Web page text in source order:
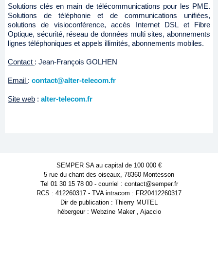
Solutions clés en main de télécommunications pour les PME.
Solutions de téléphonie et de communications unifiées,
solutions de visioconférence, accès Internet DSL et Fibre
Optique, sécurité, réseau de données multi sites, abonnements
lignes téléphoniques et appels illimités, abonnements mobiles.
Contact : Jean-François GOLHEN
Email : contact@alter-telecom.fr
Site web : alter-telecom.fr
SEMPER SA au capital de 100 000 €
5 rue du chant des oiseaux, 78360 Montesson
Tel 01 30 15 78 00 - courriel : contact@semper.fr
RCS : 412260317 - TVA intracom : FR20412260317
Dir de publication : Thierry MUTEL
hébergeur : Webzine Maker , Ajaccio